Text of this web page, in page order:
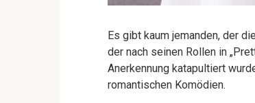
Es gibt kaum jemanden, der
der nach seinen Rollen in
Anerkennung katapultiert
romantischen Komödien.